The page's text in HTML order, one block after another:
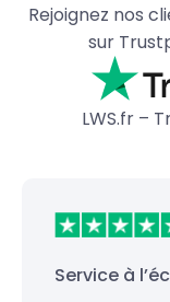
Rejoignez nos
sur
LWS.fr –
Service à